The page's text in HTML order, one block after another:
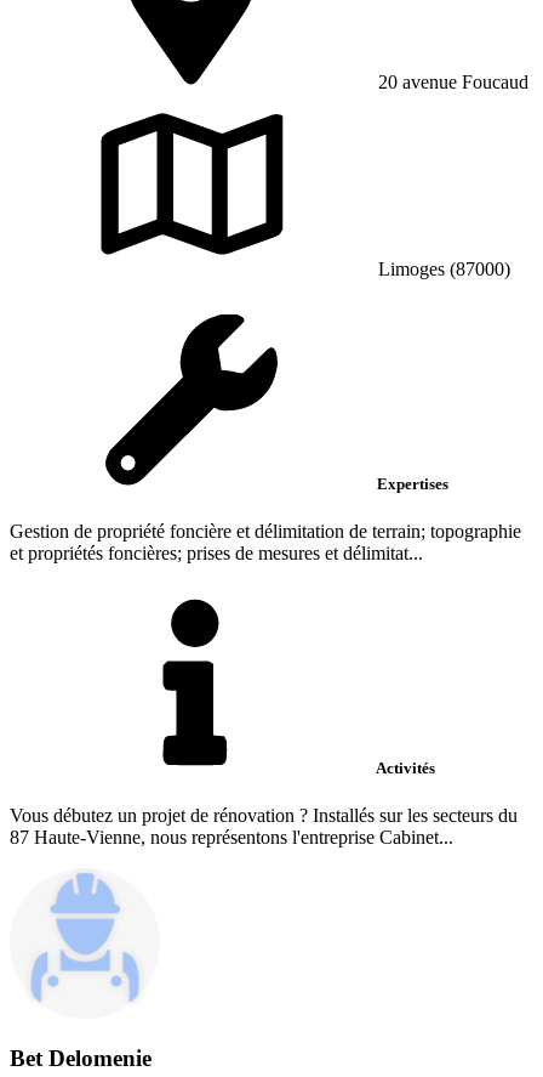
20 avenue Foucaud
Limoges (87000)
Expertises
Gestion de propriété foncière et délimitation de terrain; topographie
et propriétés foncières; prises de mesures et délimitat...
Activités
Vous débutez un projet de rénovation ? Installés sur les secteurs du
87 Haute-Vienne, nous représentons l'entreprise Cabinet...
Bet Delomenie